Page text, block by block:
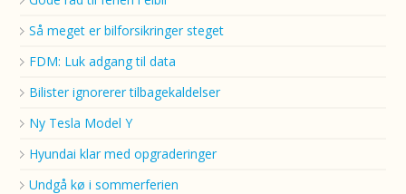
Så meget er bilforsikringer steget
FDM: Luk adgang til data
Bilister ignorerer tilbagekaldelser
Ny Tesla Model Y
Hyundai klar med opgraderinger
Undgå kø i sommerferien